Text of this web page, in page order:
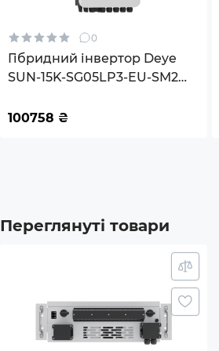
0
Гібридний інвертор Deye
SUN-15K-SG05LP3-EU-SM2
220/380V Трифазний
100758 ₴
Переглянуті товари